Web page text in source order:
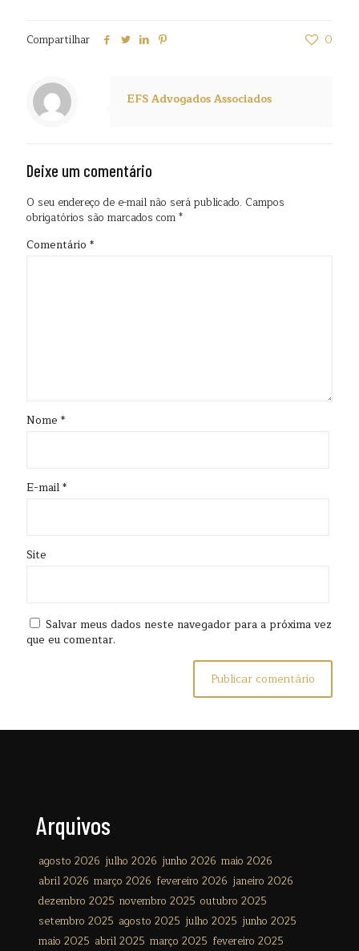
Compartilhar 0
EFS Advogados Associados
Deixe um comentário
O seu endereço de e-mail não será publicado. Campos
obrigatórios são marcados com*
Comentário *
Nome *
E-mail*
Site
Salvar meus dados neste navegador para a próxima vez
que eu comentar.
Arquivos
agosto 2026 julho 2026 junho 2026 maio 2026
abril 2026 março 2026 fevereiro 2026 janeiro 2026
dezembro 2025 novembro 2025 outubro 2025
setembro 2025 agosto 2025 julho 2025 junho 2025
maio 2025 abril 2025 março 2025 fevereiro 2025